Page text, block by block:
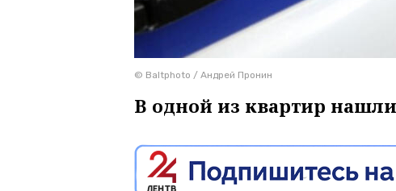
© Baltphoto / Андрей Пронин
В одной из квартир